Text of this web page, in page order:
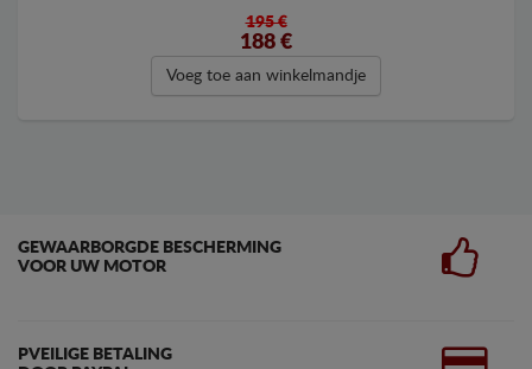
195 €
188 €
Voeg toe aan winkelmandje
GEWAARBORGDE BESCHERMING
VOOR UW MOTOR
PVEILIGE BETALING